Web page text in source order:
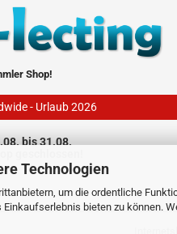
Technologien
um die ordentliche
bieten zu können.
Shop!
- Urlaub 2026
bis 31.08.